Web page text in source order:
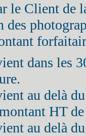
le Client de
des
dans les
au delà
HT
au delà